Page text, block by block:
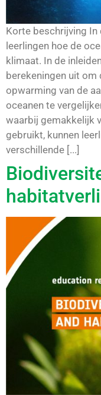
Korte beschrijving In
leerlingen hoe de
klimaat. In de
berekeningen uit om
opwarming van de
oceanen te
waarbij gemakkelijk
gebruikt, kunnen
verschillende [...]